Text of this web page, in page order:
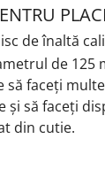
de înaltă
de 125
să faceți
și să faceți
din cutie.